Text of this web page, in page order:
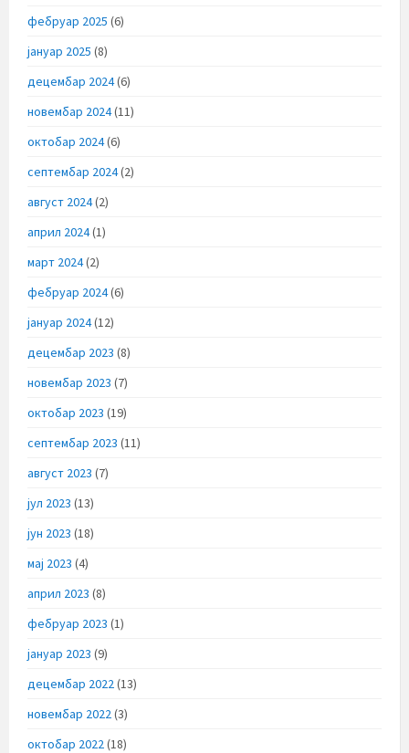
фебруар 2025 (6)
јануар 2025 (8)
децембар 2024(6)
новембар 2024(11)
октобар 2024(6)
септембар 2024(2)
август 2024(2)
април 2024(1)
март 2024(2)
фебруар 2024(6)
јануар 2024(12)
децембар 2023 (8)
новембар 2023 (7)
октобар 2023 (19)
септембар 2023 (11)
август 2023 (7)
јул 2023 (13)
јун 2023 (18)
мај 2023 (4)
април 2023 (8)
фебруар 2023 (1)
јануар 2023 (9)
децембар 2022(13)
новембар 2022(3)
октобар 2022(18)